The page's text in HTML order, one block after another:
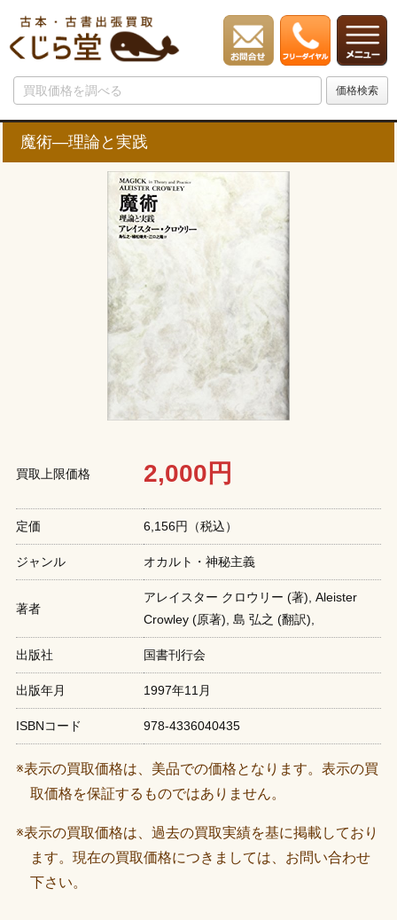
魔術―理論と実践
買取上限価格 2,000円
定価 6,156円（税込）
ジャンル オカルト・神秘主義
著者
アレイスター クロウリー (著),‎ Aleister
Crowley (原著),‎ 島 弘之 (翻訳),‎
出版社 国書刊行会
出版年月 1997年11月
ISBNコード 978-4336040435
※表示の買取価格は、美品での価格となります。表示の買
取価格を保証するものではありません。
※表示の買取価格は、過去の買取実績を基に掲載しており
ます。現在の買取価格につきましては、お問い合わせ
下さい。